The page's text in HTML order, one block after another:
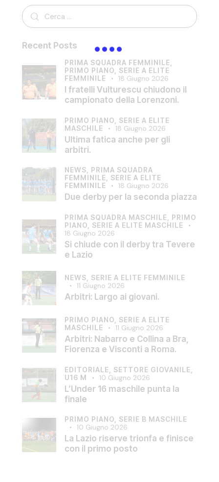
Recent Posts
PRIMA SQUADRA FEMMINILE,
PRIMO PIANO, SERIE A ELITE
FEMMINILE
18 Giugno 2026
I fratelli Vulturescu chiudono il
campionato della Lorenzoni.
PRIMO PIANO, SERIE A ELITE
MASCHILE
18 Giugno 2026
Ultima fatica anche per gli
arbitri.
NEWS, PRIMA SQUADRA
FEMMINILE, SERIE A ELITE
FEMMINILE
18 Giugno 2026
Due derby per la seconda piazza
PRIMA SQUADRA MASCHILE, PRIMO
PIANO, SERIE A ELITE MASCHILE
18 Giugno 2026
Si chiude con il derby tra Tevere
e Lazio
NEWS, SERIE A ELITE FEMMINILE
11 Giugno 2026
Arbitri: Largo ai giovani.
PRIMO PIANO, SERIE A ELITE
MASCHILE
11 Giugno 2026
Arbitri: Nabarro e Collina a Bra,
Fiorenza e Visconti a Roma.
EDITORIALE, SETTORE GIOVANILE,
U16 M
10 Giugno 2026
L’Under 16 maschile punta la
finale
PRIMO PIANO, SERIE B MASCHILE
10 Giugno 2026
La Lazio riserve trionfa e finisce
con il primo posto